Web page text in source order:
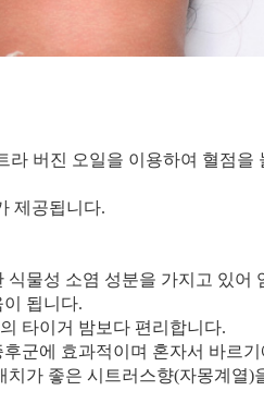
버진 오일을 이용하여 혈점을
제공됩니다.
물성 소염 성분을 가지고 있어
됩니다.
타이거 밤보다 편리합니다.
군에 효과적이며 혼자서 바르
가 좋은 시트러스향(자몽계열)